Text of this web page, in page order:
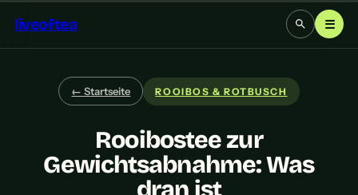
liveoftea ☰
← Startseite ROOIBOS & ROTBUSCH
Rooibostee zur
Gewichtsabnahme: Was